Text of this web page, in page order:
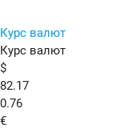
Курс валют
Курс валют
$
82.17
0.76
€